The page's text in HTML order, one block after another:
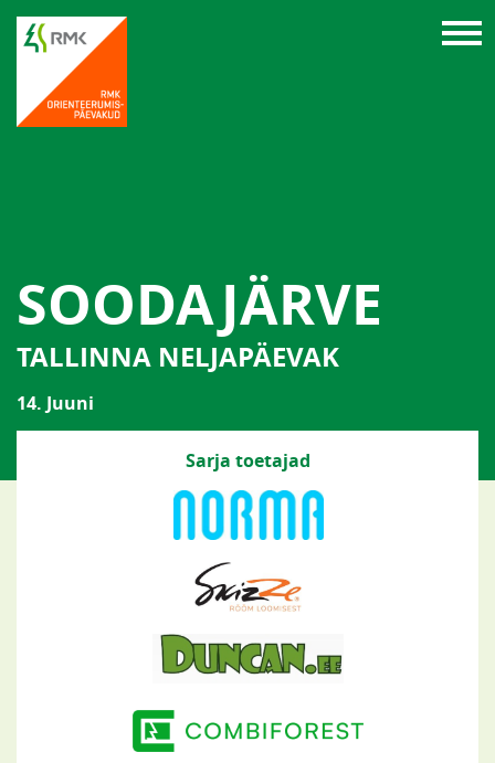
SOODAJÄRVE
TALLINNA NELJAPÄEVAK
14. Juuni
Sarja toetajad